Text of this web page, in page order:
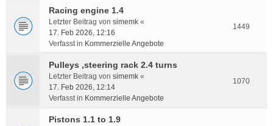
Racing engine 1.4
Letzter Beitrag von simemk «
17. Feb 2026, 12:16
Verfasst in Kommerzielle Angebote
1449
Pulleys ,steering rack 2.4 turns
Letzter Beitrag von simemk «
17. Feb 2026, 12:14
Verfasst in Kommerzielle Angebote
1070
Pistons 1.1 to 1.9